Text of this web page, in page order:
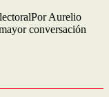
Aurelio
conversación